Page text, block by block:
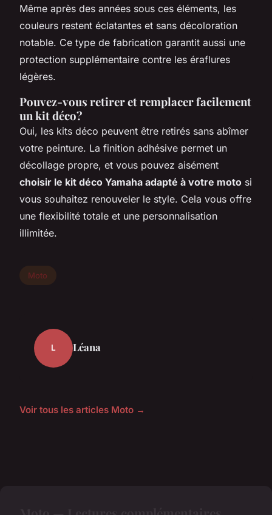
Même après des années sous ces éléments, les
couleurs restent éclatantes et sans décoloration
notable. Ce type de fabrication garantit aussi une
protection supplémentaire contre les éraflures
légères.
Pouvez-vous retirer et remplacer facilement
un kit déco?
Oui, les kits déco peuvent être retirés sans abîmer
votre peinture. La finition adhésive permet un
décollage propre, et vous pouvez aisément
choisir le kit déco Yamaha adapté à votre moto si
vous souhaitez renouveler le style. Cela vous offre
une flexibilité totale et une personnalisation
illimitée.
Moto
L Léana
Voir tous les articles Moto →